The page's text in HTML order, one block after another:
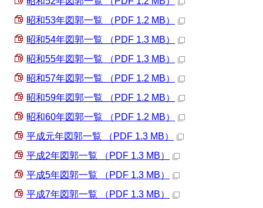
昭和53年図郭一覧 （PDF 1.2 MB）
昭和54年図郭一覧 （PDF 1.3 MB）
昭和55年図郭一覧 （PDF 1.3 MB）
昭和57年図郭一覧 （PDF 1.2 MB）
昭和59年図郭一覧 （PDF 1.2 MB）
昭和60年図郭一覧 （PDF 1.2 MB）
平成元年図郭一覧 （PDF 1.3 MB）
平成2年図郭一覧 （PDF 1.3 MB）
平成5年図郭一覧 （PDF 1.3 MB）
平成7年図郭一覧 （PDF 1.3 MB）